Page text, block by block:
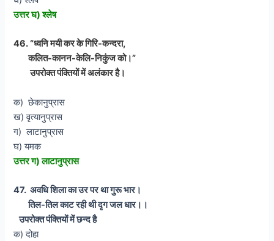
उत्तर घ) श्लेष
46. “ध्वनि मयी कर के गिरि-कन्दरा,
कलित-कानन-केलि-निकुंज को।”
उपरोक्त पंक्तियों में अलंकार है।
क) छेकानुप्रास
ख) वृत्यानुप्रास
ग) लाटानुप्रास
घ) यमक
उत्तर ग) लाटानुप्रास
47. अवधि शिला का उर पर था गुरू भार।
तिल-तिल काट रही थी दृग जल धार।।
उपरोक्त पंक्तियों में छन्द है
क) दोहा